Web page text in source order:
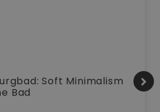
Soft Minimalism
Bad